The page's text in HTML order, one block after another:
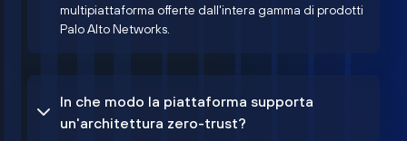
multipiattaforma offerte dall'intera gamma di prodotti
Palo Alto Networks.
In che modo la piattaforma supporta
un'architettura zero-trust?